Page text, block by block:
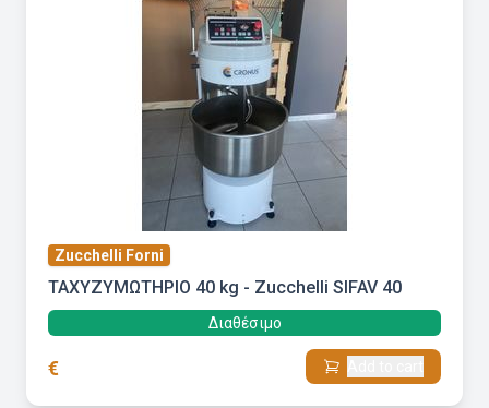
Zucchelli Forni
ΤΑΧΥΖΥΜΩΤΗΡΙΟ 40 kg - Zucchelli SIFAV 40
Διαθέσιμο
€